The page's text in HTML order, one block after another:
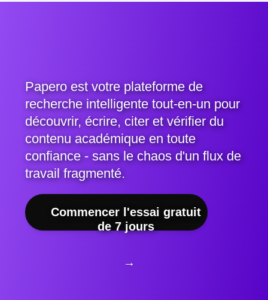
Papero est votre plateforme de
recherche intelligente tout-en-un pour
découvrir, écrire, citer et vérifier du
contenu académique en toute
confiance - sans le chaos d'un flux de
travail fragmenté.
Commencer l'essai gratuit
de 7 jours
→